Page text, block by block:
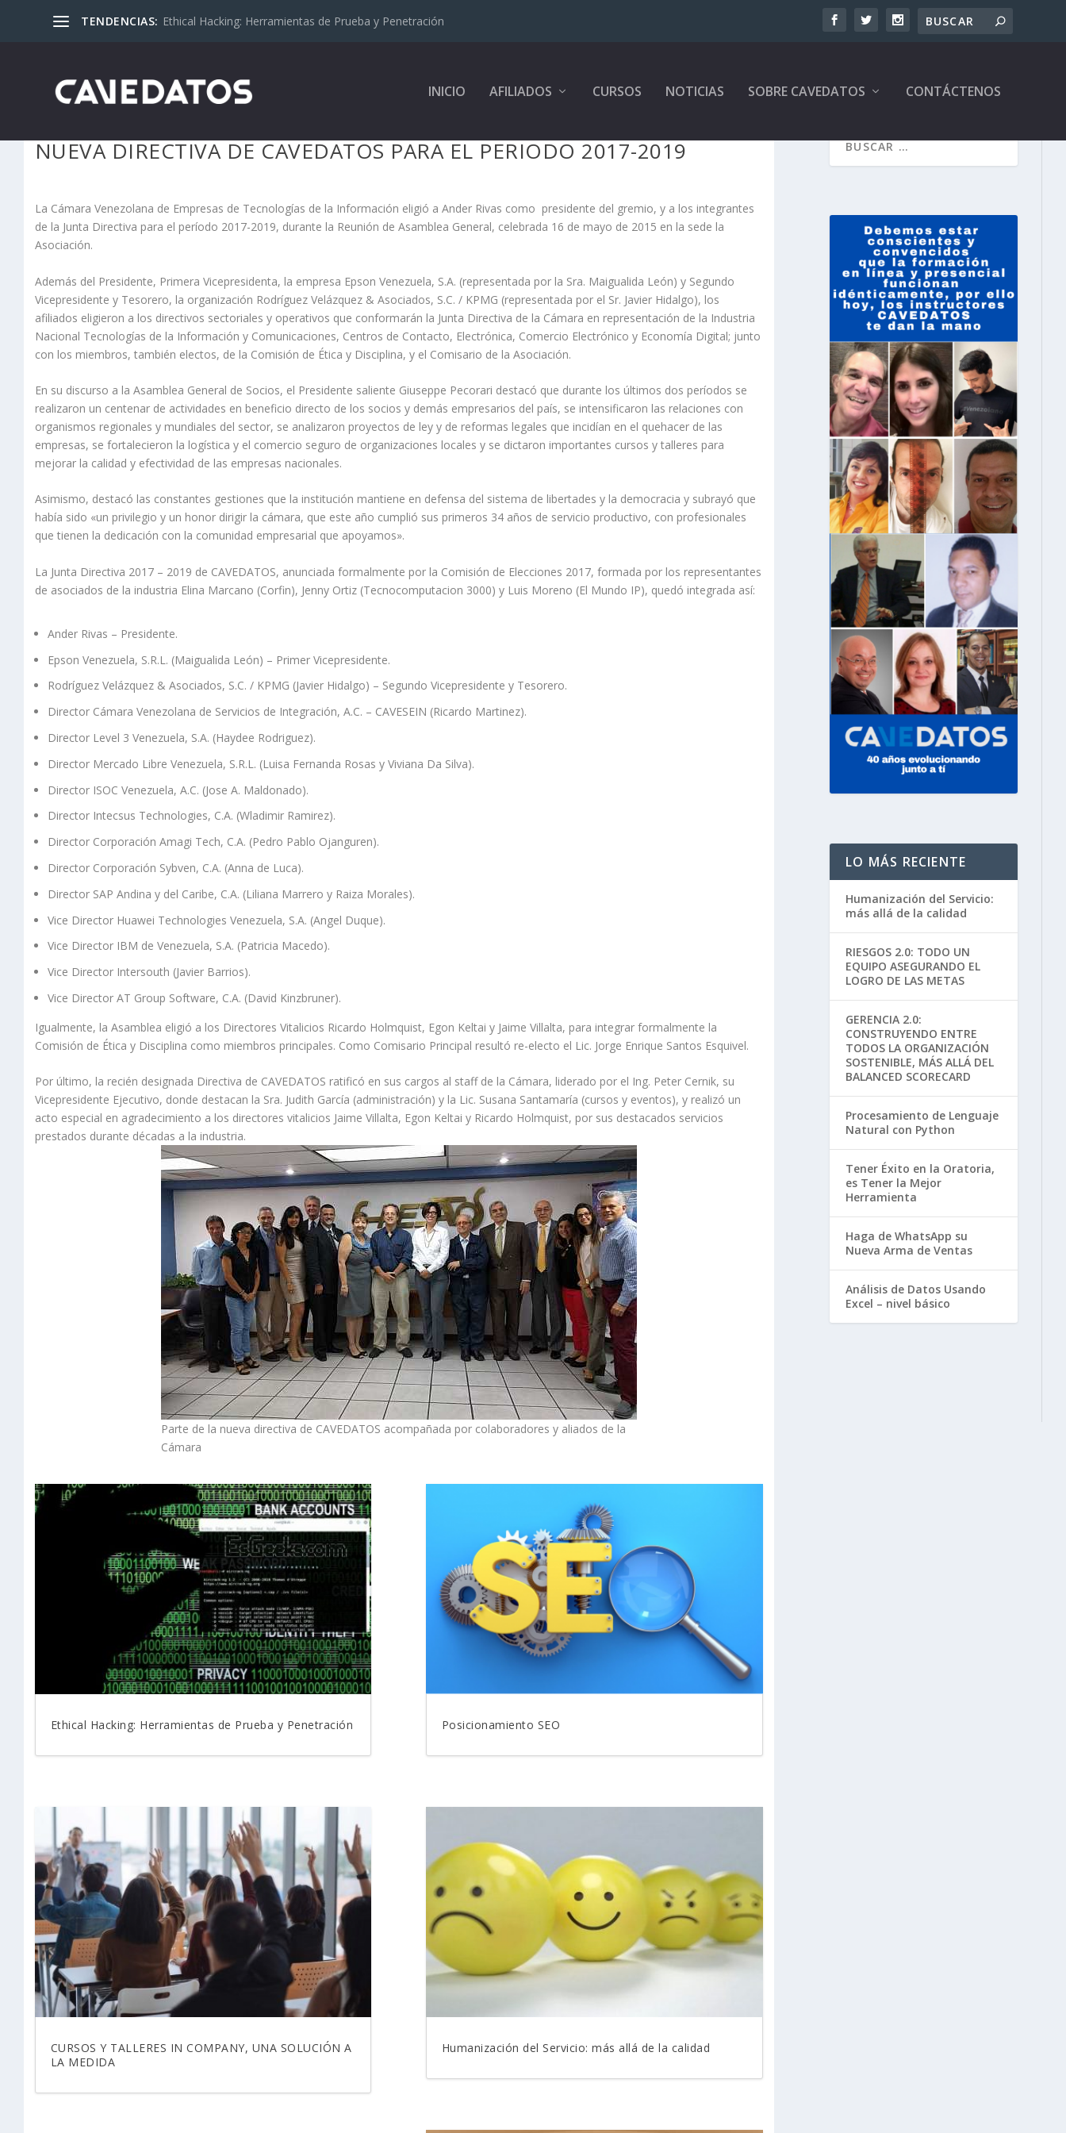
TENDENCIAS: Ethical Hacking: Herramientas de Prueba y Penetración
INICIO AFILIADOS CURSOS NOTICIAS SOBRE CAVEDATOS CONTÁCTENOS
NUEVA DIRECTIVA DE CAVEDATOS PARA EL PERIODO 2017-2019
La Cámara Venezolana de Empresas de Tecnologías de la Información eligió a Ander Rivas como presidente del gremio, y a los integrantes
de la Junta Directiva para el período 2017-2019, durante la Reunión de Asamblea General, celebrada 16 de mayo de 2015 en la sede la
Asociación.
Además del Presidente, Primera Vicepresidenta, la empresa Epson Venezuela, S.A. (representada por la Sra. Maigualida León) y Segundo
Vicepresidente y Tesorero, la organización Rodríguez Velázquez & Asociados, S.C. / KPMG (representada por el Sr. Javier Hidalgo), los
afiliados eligieron a los directivos sectoriales y operativos que conformarán la Junta Directiva de la Cámara en representación de la Industria
Nacional Tecnologías de la Información y Comunicaciones, Centros de Contacto, Electrónica, Comercio Electrónico y Economía Digital; junto
con los miembros, también electos, de la Comisión de Ética y Disciplina, y el Comisario de la Asociación.
En su discurso a la Asamblea General de Socios, el Presidente saliente Giuseppe Pecorari destacó que durante los últimos dos períodos se
realizaron un centenar de actividades en beneficio directo de los socios y demás empresarios del país, se intensificaron las relaciones con
organismos regionales y mundiales del sector, se analizaron proyectos de ley y de reformas legales que incidían en el quehacer de las
empresas, se fortalecieron la logística y el comercio seguro de organizaciones locales y se dictaron importantes cursos y talleres para
mejorar la calidad y efectividad de las empresas nacionales.
Asimismo, destacó las constantes gestiones que la institución mantiene en defensa del sistema de libertades y la democracia y subrayó que
había sido «un privilegio y un honor dirigir la cámara, que este año cumplió sus primeros 34 años de servicio productivo, con profesionales
que tienen la dedicación con la comunidad empresarial que apoyamos».
La Junta Directiva 2017 – 2019 de CAVEDATOS, anunciada formalmente por la Comisión de Elecciones 2017, formada por los representantes
de asociados de la industria Elina Marcano (Corfin), Jenny Ortiz (Tecnocomputacion 3000) y Luis Moreno (El Mundo IP), quedó integrada así:
Ander Rivas – Presidente.
Epson Venezuela, S.R.L. (Maigualida León) – Primer Vicepresidente.
Rodríguez Velázquez & Asociados, S.C. / KPMG (Javier Hidalgo) – Segundo Vicepresidente y Tesorero.
Director Cámara Venezolana de Servicios de Integración, A.C. – CAVESEIN (Ricardo Martinez).
Director Level 3 Venezuela, S.A. (Haydee Rodriguez).
Director Mercado Libre Venezuela, S.R.L. (Luisa Fernanda Rosas y Viviana Da Silva).
Director ISOC Venezuela, A.C. (Jose A. Maldonado).
Director Intecsus Technologies, C.A. (Wladimir Ramirez).
Director Corporación Amagi Tech, C.A. (Pedro Pablo Ojanguren).
Director Corporación Sybven, C.A. (Anna de Luca).
Director SAP Andina y del Caribe, C.A. (Liliana Marrero y Raiza Morales).
Vice Director Huawei Technologies Venezuela, S.A. (Angel Duque).
Vice Director IBM de Venezuela, S.A. (Patricia Macedo).
Vice Director Intersouth (Javier Barrios).
Vice Director AT Group Software, C.A. (David Kinzbruner).
Igualmente, la Asamblea eligió a los Directores Vitalicios Ricardo Holmquist, Egon Keltai y Jaime Villalta, para integrar formalmente la
Comisión de Ética y Disciplina como miembros principales. Como Comisario Principal resultó re-electo el Lic. Jorge Enrique Santos Esquivel.
Por último, la recién designada Directiva de CAVEDATOS ratificó en sus cargos al staff de la Cámara, liderado por el Ing. Peter Cernik, su
Vicepresidente Ejecutivo, donde destacan la Sra. Judith García (administración) y la Lic. Susana Santamaría (cursos y eventos), y realizó un
acto especial en agradecimiento a los directores vitalicios Jaime Villalta, Egon Keltai y Ricardo Holmquist, por sus destacados servicios
prestados durante décadas a la industria.
Parte de la nueva directiva de CAVEDATOS acompañada por colaboradores y aliados de la
Cámara
Ethical Hacking: Herramientas de Prueba y Penetración
CURSOS Y TALLERES IN COMPANY, UNA SOLUCIÓN A
LA MEDIDA
Posicionamiento SEO
Humanización del Servicio: más allá de la calidad
LO MÁS RECIENTE
Humanización del Servicio:
más allá de la calidad
RIESGOS 2.0: TODO UN
EQUIPO ASEGURANDO EL
LOGRO DE LAS METAS
GERENCIA 2.0:
CONSTRUYENDO ENTRE
TODOS LA ORGANIZACIÓN
SOSTENIBLE, MÁS ALLÁ DEL
BALANCED SCORECARD
Procesamiento de Lenguaje
Natural con Python
Tener Éxito en la Oratoria,
es Tener la Mejor
Herramienta
Haga de WhatsApp su
Nueva Arma de Ventas
Análisis de Datos Usando
Excel – nivel básico